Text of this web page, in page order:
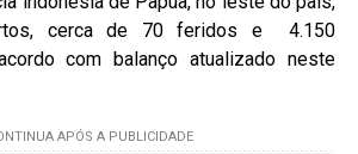
cerca de 70 feridos e 4.150
com balanço atualizado neste